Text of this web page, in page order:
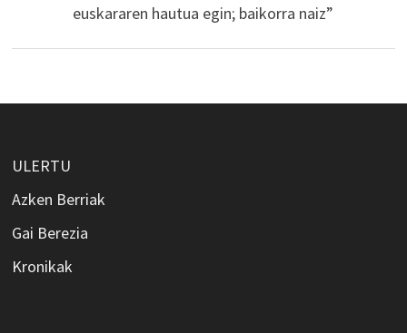
euskararen hautua egin; baikorra naiz”
ULERTU
Azken Berriak
Gai Berezia
Kronikak